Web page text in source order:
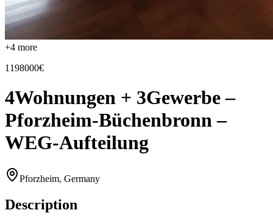
+4 more
1198000€
4Wohnungen + 3Gewerbe –
Pforzheim-Büchenbronn –
WEG-Aufteilung
Pforzheim, Germany
Description